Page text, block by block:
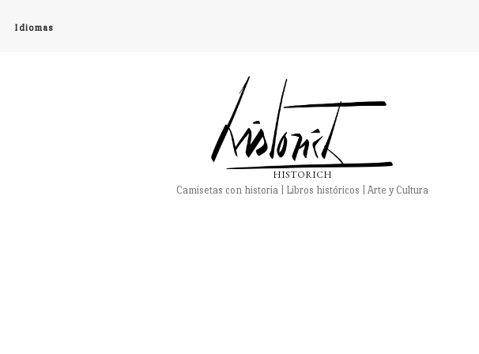
Idiomas
HISTORICH
Camisetas con historia | Libros históricos | Arte y Cultura